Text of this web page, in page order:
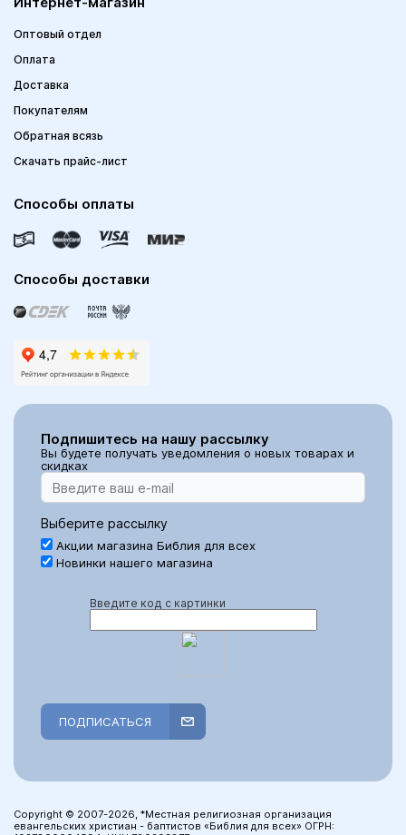
Оптовый отдел
Оплата
Доставка
Покупателям
Обратная всязь
Скачать прайс-лист
Способы оплаты
Способы доставки
Подпишитесь на нашу рассылку
Вы будете получать уведомления о новых товарах и
скидках
Выберите рассылку
Акции магазина Библия для всех
Новинки нашего магазина
Введите код с картинки
ПОДПИСАТЬСЯ
Copyright © 2007-2026, *Местная религиозная организация
евангельских христиан - баптистов «Библия для всех» ОГРН: